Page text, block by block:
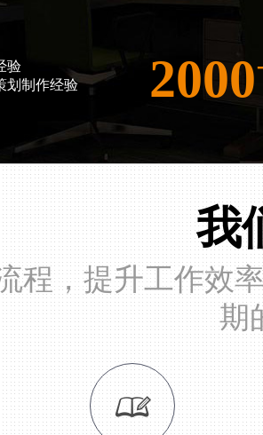
验
划制作经验
2000
我
程，提升工作效
期